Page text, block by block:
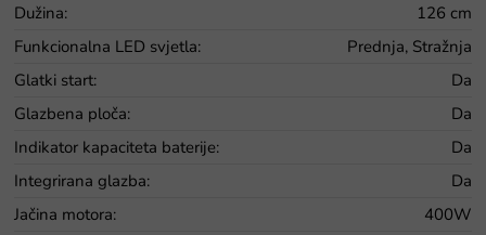
Dužina:
126 cm
Funkcionalna LED svjetla:
Prednja, Stražnja
Glatki start:
Da
Glazbena ploča:
Da
Indikator kapaciteta baterije:
Da
Integrirana glazba:
Da
Jačina motora:
400W